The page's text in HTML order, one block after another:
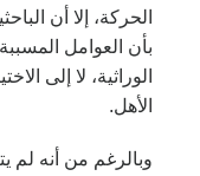
الحركة، إلا أن
بأن العوامل
الوراثية، لا إلى
الأهل.
وبالرغم من أنه لم